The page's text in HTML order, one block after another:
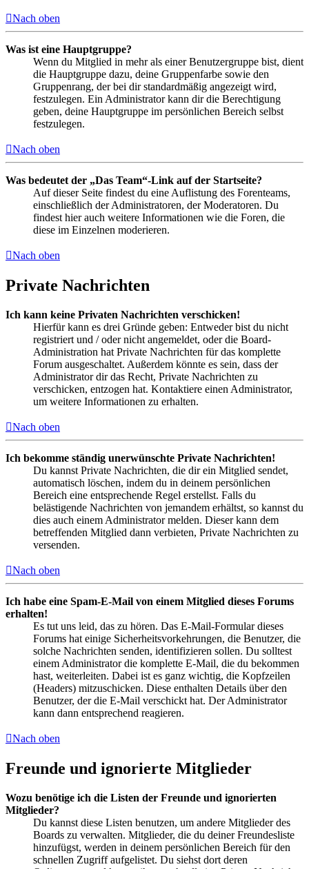
Nach oben
Was ist eine Hauptgruppe?
Wenn du Mitglied in mehr als einer Benutzergruppe bist, dient
die Hauptgruppe dazu, deine Gruppenfarbe sowie den
Gruppenrang, der bei dir standardmäßig angezeigt wird,
festzulegen. Ein Administrator kann dir die Berechtigung
geben, deine Hauptgruppe im persönlichen Bereich selbst
festzulegen.
Nach oben
Was bedeutet der „Das Team“-Link auf der Startseite?
Auf dieser Seite findest du eine Auflistung des Forenteams,
einschließlich der Administratoren, der Moderatoren. Du
findest hier auch weitere Informationen wie die Foren, die
diese im Einzelnen moderieren.
Nach oben
Private Nachrichten
Ich kann keine Privaten Nachrichten verschicken!
Hierfür kann es drei Gründe geben: Entweder bist du nicht
registriert und / oder nicht angemeldet, oder die Board-
Administration hat Private Nachrichten für das komplette
Forum ausgeschaltet. Außerdem könnte es sein, dass der
Administrator dir das Recht, Private Nachrichten zu
verschicken, entzogen hat. Kontaktiere einen Administrator,
um weitere Informationen zu erhalten.
Nach oben
Ich bekomme ständig unerwünschte Private Nachrichten!
Du kannst Private Nachrichten, die dir ein Mitglied sendet,
automatisch löschen, indem du in deinem persönlichen
Bereich eine entsprechende Regel erstellst. Falls du
belästigende Nachrichten von jemandem erhältst, so kannst du
dies auch einem Administrator melden. Dieser kann dem
betreffenden Mitglied dann verbieten, Private Nachrichten zu
versenden.
Nach oben
Ich habe eine Spam-E-Mail von einem Mitglied dieses Forums
erhalten!
Es tut uns leid, das zu hören. Das E-Mail-Formular dieses
Forums hat einige Sicherheitsvorkehrungen, die Benutzer, die
solche Nachrichten senden, identifizieren sollen. Du solltest
einem Administrator die komplette E-Mail, die du bekommen
hast, weiterleiten. Dabei ist es ganz wichtig, die Kopfzeilen
(Headers) mitzuschicken. Diese enthalten Details über den
Benutzer, der die E-Mail verschickt hat. Der Administrator
kann dann entsprechend reagieren.
Nach oben
Freunde und ignorierte Mitglieder
Wozu benötige ich die Listen der Freunde und ignorierten
Mitglieder?
Du kannst diese Listen benutzen, um andere Mitglieder des
Boards zu verwalten. Mitglieder, die du deiner Freundesliste
hinzufügst, werden in deinem persönlichen Bereich für den
schnellen Zugriff aufgelistet. Du siehst dort deren